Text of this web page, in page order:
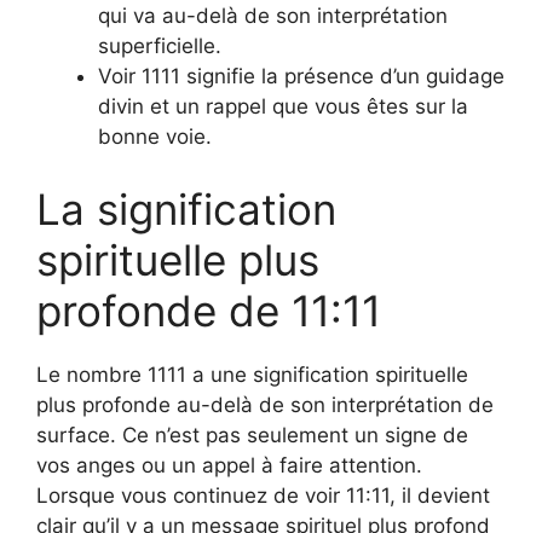
qui va au-delà de son interprétation
superficielle.
Voir 1111 signifie la présence d’un guidage
divin et un rappel que vous êtes sur la
bonne voie.
La signification
spirituelle plus
profonde de 11:11
Le nombre 1111 a une signification spirituelle
plus profonde au-delà de son interprétation de
surface. Ce n’est pas seulement un signe de
vos anges ou un appel à faire attention.
Lorsque vous continuez de voir 11:11, il devient
clair qu’il y a un message spirituel plus profond